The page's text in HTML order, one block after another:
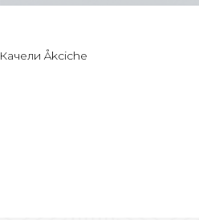
Качели Åkciche